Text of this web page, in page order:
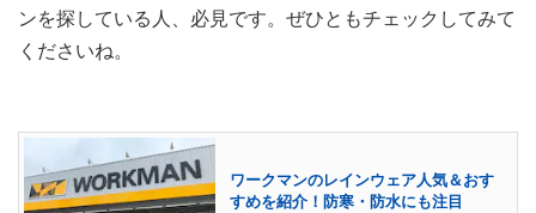
ンを探している人、必見です。ぜひともチェックしてみて
くださいね。
ワークマンのレインウェア人気＆おす
すめを紹介！防寒・防水にも注目